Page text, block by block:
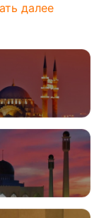
далее